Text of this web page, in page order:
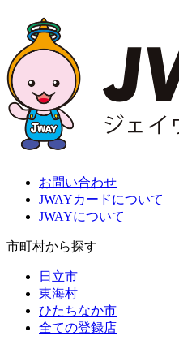
お問い合わせ
JWAYカードについて
JWAYについて
市町村から探す
日立市
東海村
ひたちなか市
全ての登録店